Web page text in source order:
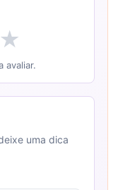
★
avaliar.
uma dica